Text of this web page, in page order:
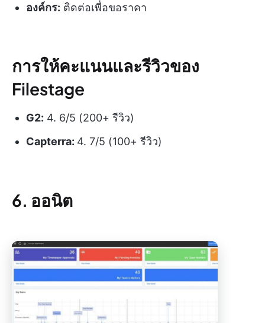
องค์กร: ติดต่อเพื่อขอราคา
การให้คะแนนและรีวิวของ
Filestage
G2: 4. 6/5 (200+ รีวิว)
Capterra: 4. 7/5 (100+ รีวิว)
6. ออนิต